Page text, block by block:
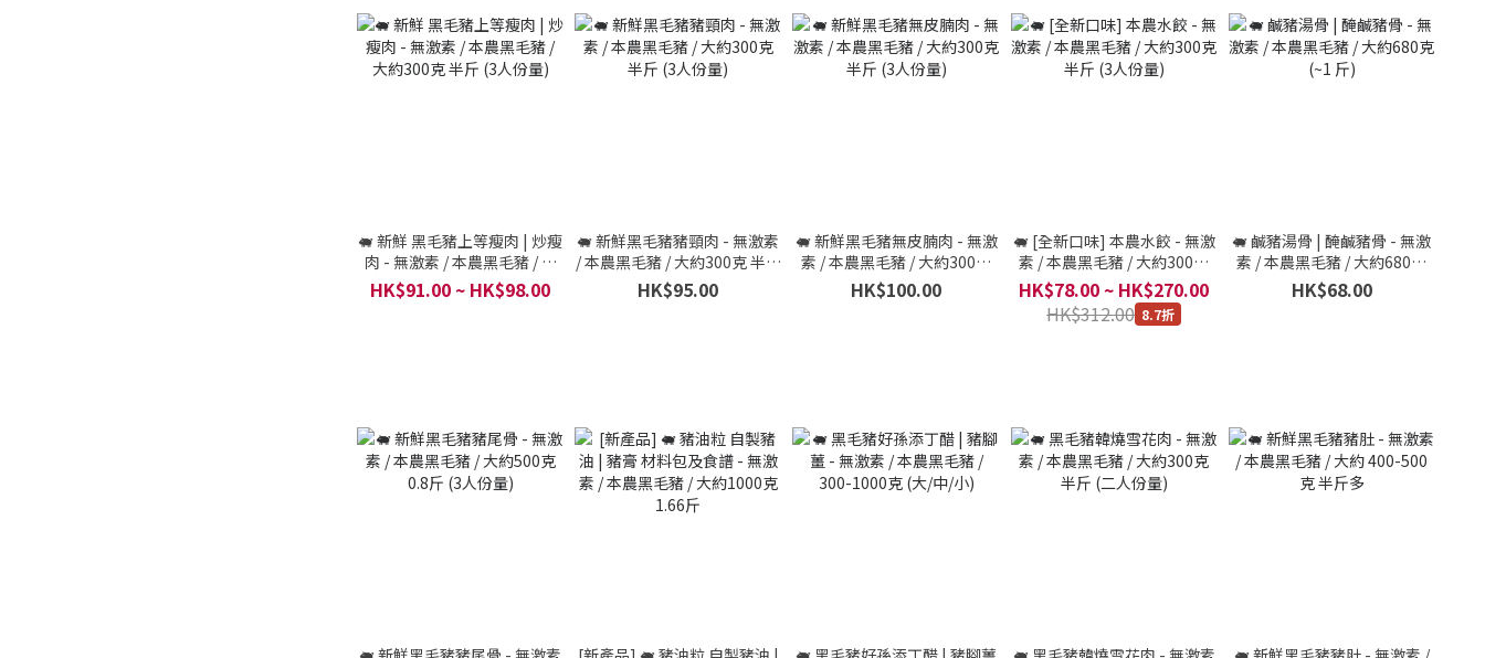
🐖 新鮮 黑毛豬上等瘦肉 | 炒瘦
肉 - 無激素 / 本農黑毛豬 / 大
約300克 半斤 (3人份量)
HK$91.00 ~ HK$98.00
🐖 新鮮黑毛豬豬頸肉 - 無激素
/ 本農黑毛豬 / 大約300克 半斤
(3人份量)
HK$95.00
🐖 新鮮黑毛豬無皮腩肉 - 無激
素 / 本農黑毛豬 / 大約300克
半斤 (3人份量)
HK$100.00
🐖 [全新口味] 本農水餃 - 無激
素 / 本農黑毛豬 / 大約300克
半斤 (3人份量)
HK$78.00 ~ HK$270.00
HK$312.00 8.7折
🐖 鹹豬湯骨 | 醃鹹豬骨 - 無激
素 / 本農黑毛豬 / 大約680克
(~1 斤)
HK$68.00